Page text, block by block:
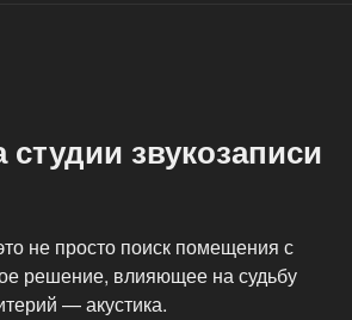
звукозаписи
не просто поиск помещения с
решение, влияющее на судьбу
— акустика.